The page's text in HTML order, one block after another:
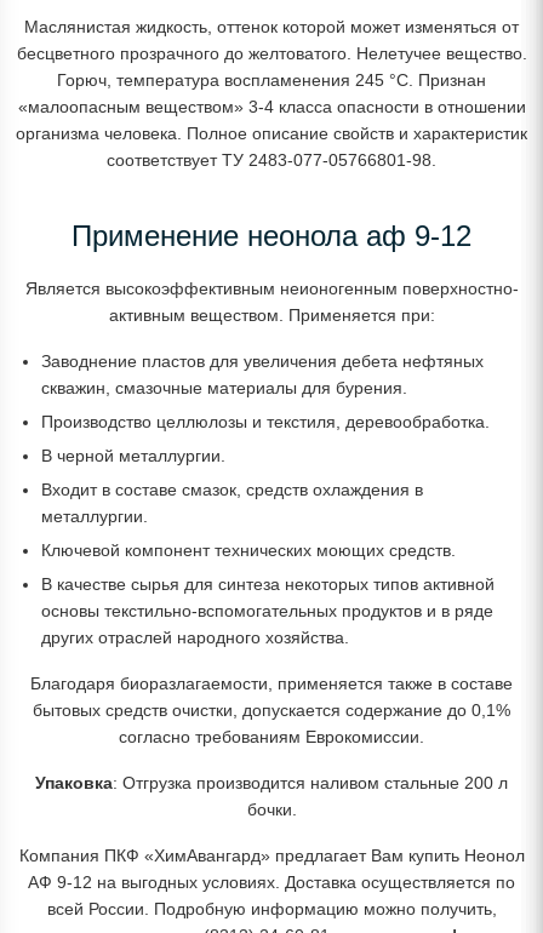
Маслянистая жидкость, оттенок которой может изменяться от
бесцветного прозрачного до желтоватого. Нелетучее вещество.
Горюч, температура воспламенения 245 °С. Признан
«малоопасным веществом» 3-4 класса опасности в отношении
организма человека. Полное описание свойств и характеристик
соответствует ТУ 2483-077-05766801-98.
Применение неонола аф 9-12
Является высокоэффективным неионогенным поверхностно-
активным веществом. Применяется при:
Заводнение пластов для увеличения дебета нефтяных
скважин, смазочные материалы для бурения.
Производство целлюлозы и текстиля, деревообработка.
В черной металлургии.
Входит в составе смазок, средств охлаждения в
металлургии.
Ключевой компонент технических моющих средств.
В качестве сырья для синтеза некоторых типов активной
основы текстильно-вспомогательных продуктов и в ряде
других отраслей народного хозяйства.
Благодаря биоразлагаемости, применяется также в составе
бытовых средств очистки, допускается содержание до 0,1%
согласно требованиям Еврокомиссии.
Упаковка: Отгрузка производится наливом стальные 200 л
бочки.
Компания ПКФ «ХимАвангард» предлагает Вам купить Неонол
АФ 9-12 на выгодных условиях. Доставка осуществляется по
всей России. Подробную информацию можно получить,